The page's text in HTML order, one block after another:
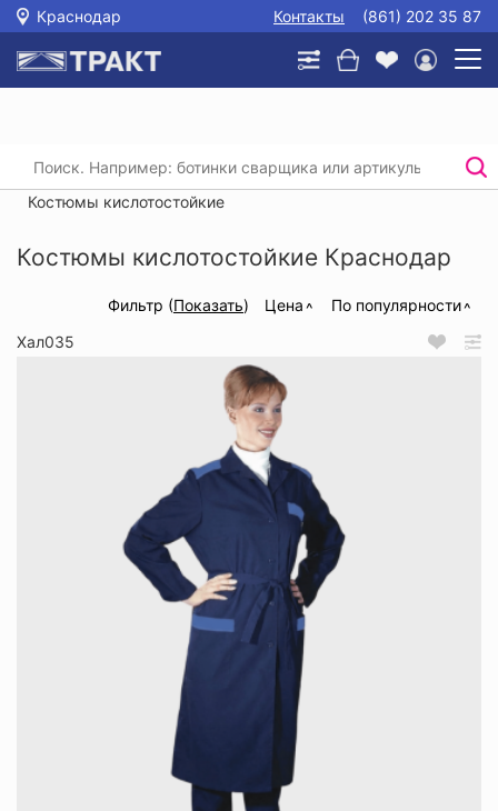
Краснодар Контакты (861) 202 35 87
Главная / /
Спецодежда для защиты от агрессивных сред
/
Костюмы кислотостойкие
Костюмы кислотостойкие Краснодар
Фильтр (Показать) Цена
По популярности
Хал035